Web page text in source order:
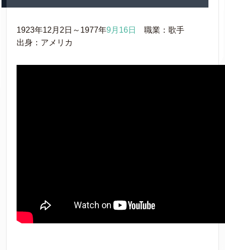
1923年12月2日～1977年9月16日
職業：歌手
出身：アメリカ